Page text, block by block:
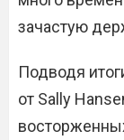
зачастую
Подводя
от Sally